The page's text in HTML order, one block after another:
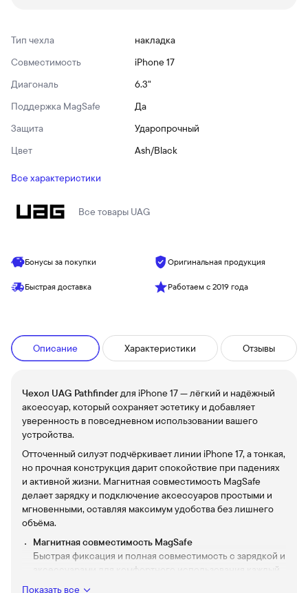
Тип чехла
накладка
Совместимость
iPhone 17
Диагональ
6.3"
Поддержка MagSafe
Да
Защита
Ударопрочный
Цвет
Ash/Black
Все характеристики
Все товары UAG
Бонусы за покупки Оригинальная продукция
Быстрая доставка Работаем с 2019 года
Описание Характеристики Отзывы
Чехол UAG Pathfinderдля iPhone 17 — лёгкий и надёжный
аксессуар, который сохраняет эстетику и добавляет
уверенность в повседневном использовании вашего
устройства.
Отточенный силуэт подчёркивает линии iPhone 17, а тонкая,
но прочная конструкция дарит спокойствие при падениях
и активной жизни. Магнитная совместимость MagSafe
делает зарядку и подключение аксессуаров простыми и
мгновенными, оставляя максимум удобства без лишнего
объёма.
Магнитная совместимость MagSafe
Быстрая фиксация и полная совместимость с зарядкой и
аксессуарами для комфортного использования каждый
Показать все